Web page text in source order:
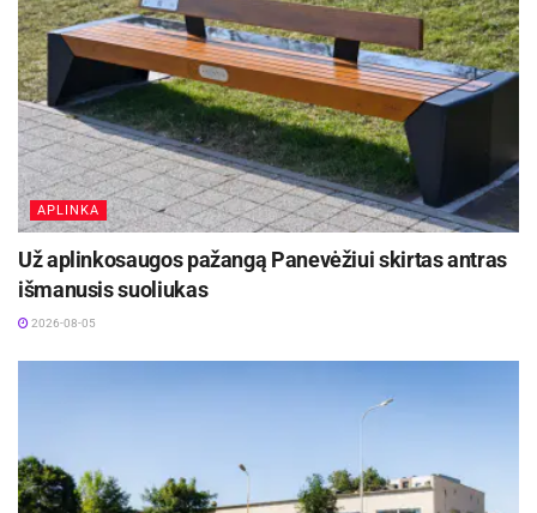
APLINKA
Už aplinkosaugos pažangą Panevėžiui skirtas antras
išmanusis suoliukas
2026-08-05